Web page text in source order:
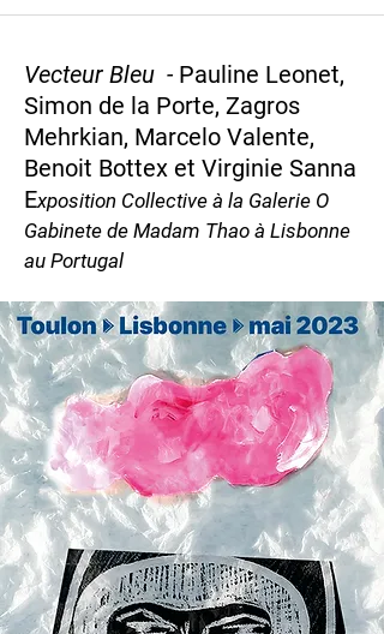
Vecteur Bleu - Pauline Leonet,
Simon de la Porte, Zagros
Mehrkian, Marcelo Valente,
Benoit Bottex et Virginie Sanna
Exposition Collective à la Galerie O
Gabinete de Madam Thao à Lisbonne
au Portugal